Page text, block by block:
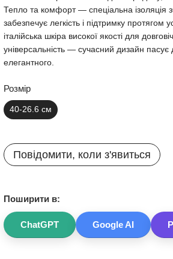
Тепло та комфорт — спеціальна ізоляція
забезпечує легкість і підтримку
італійська шкіра високої якості для
універсальність — сучасний дизайн
елегантного.
Розмір
40-26.6 см
Повідомити, коли з'явиться
Поширити в:
ChatGPT Google AI